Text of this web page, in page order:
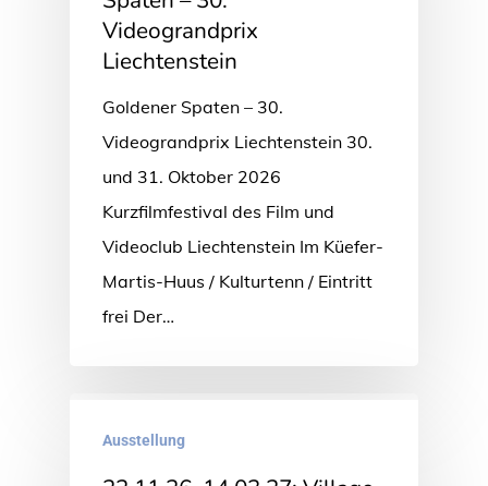
Videograndprix
Liechtenstein
Goldener Spaten – 30.
Videograndprix Liechtenstein 30.
und 31. Oktober 2026
Kurzfilmfestival des Film und
Videoclub Liechtenstein Im Küefer-
Martis-Huus / Kulturtenn / Eintritt
frei Der…
Ausstellung